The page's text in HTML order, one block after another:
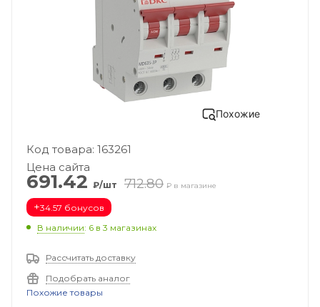
Похожие
Код товара: 163261
Цена сайта
691.42 ₽/шт 712.80 ₽ в магазине
+34.57 бонусов
В наличии: 6 в 3 магазинах
Рассчитать доставку
Подобрать аналог
Похожие товары